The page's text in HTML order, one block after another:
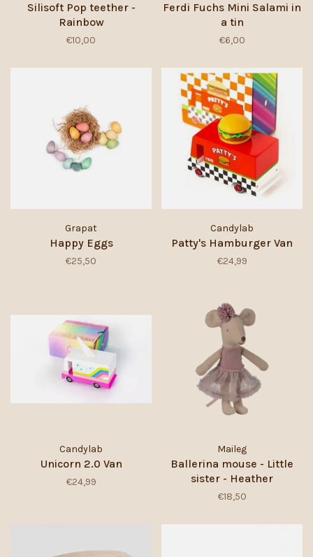
Silisoft Pop teether -
Rainbow
€10,00
Ferdi Fuchs Mini Salami in
a tin
€6,00
Grapat
Happy Eggs
€25,50
Candylab
Patty's Hamburger Van
€24,99
Candylab
Unicorn 2.0 Van
€24,99
Maileg
Ballerina mouse - Little
sister - Heather
€18,50